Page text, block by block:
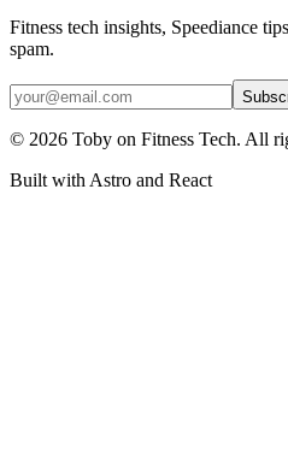
Fitness tech insights, Speediance
spam.
© 2026 Toby on Fitness Tech. All
Built with Astro and React